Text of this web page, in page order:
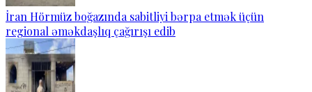
İran Hörmüz boğazında sabitliyi bərpa etmək üçün
regional əməkdaşlıq çağırışı edib